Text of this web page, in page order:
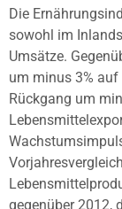
Die
sowohl im
Umsätze.
um minus 3% auf
Rückgang um
gegenüber 2012,